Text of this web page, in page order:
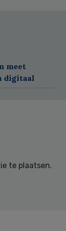
meet
digitaal
te plaatsen.